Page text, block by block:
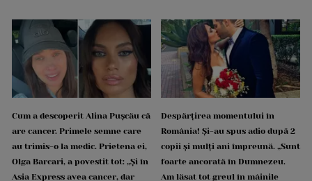
Cum a descoperit Alina Pușcău că
are cancer. Primele semne care
au trimis-o la medic. Prietena ei,
Olga Barcari, a povestit tot: „Și în
Asia Express avea cancer, dar
Despărțirea momentului în
România! Și-au spus adio după 2
copii și mulți ani împreună. „Sunt
foarte ancorată în Dumnezeu.
Am lăsat tot greul în mâinile